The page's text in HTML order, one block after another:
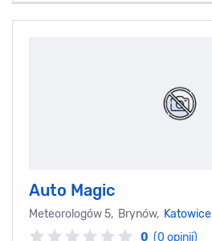
Auto Magic
Meteorologów 5, Brynów, Katowice
0 (0 opinii)